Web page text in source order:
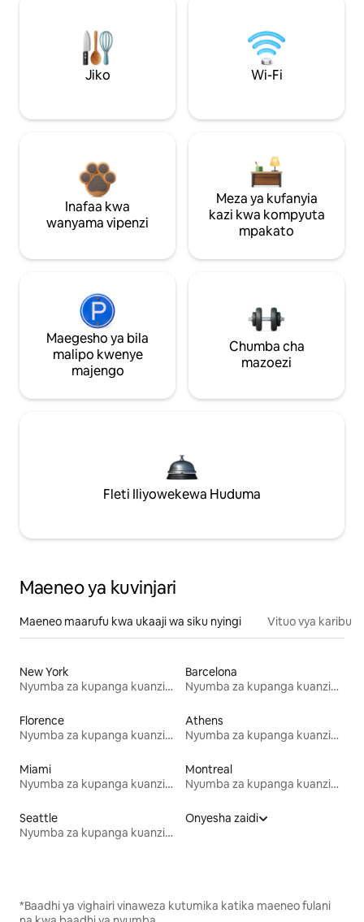
Jiko Wi-Fi
Inafaa kwa
wanyama vipenzi
Meza ya kufanyia
kazi kwa kompyuta
mpakato
Maegesho ya bila
malipo kwenye
majengo
Chumba cha
mazoezi
Fleti Iliyowekewa Huduma
Maeneo ya kuvinjari
Maeneo maarufu kwa ukaaji wa siku nyingi Vituo vya karibu
New York
Nyumba za kupanga kuanzia mwezi mmoja
Barcelona
Nyumba za kupanga kuanzia mwezi mmoja
Florence
Nyumba za kupanga kuanzia mwezi mmoja
Athens
Nyumba za kupanga kuanzia mwezi mmoja
Miami
Nyumba za kupanga kuanzia mwezi mmoja
Montreal
Nyumba za kupanga kuanzia mwezi mmoja
Seattle
Nyumba za kupanga kuanzia mwezi mmoja
Onyesha zaidi
*Baadhi ya vighairi vinaweza kutumika katika maeneo fulani